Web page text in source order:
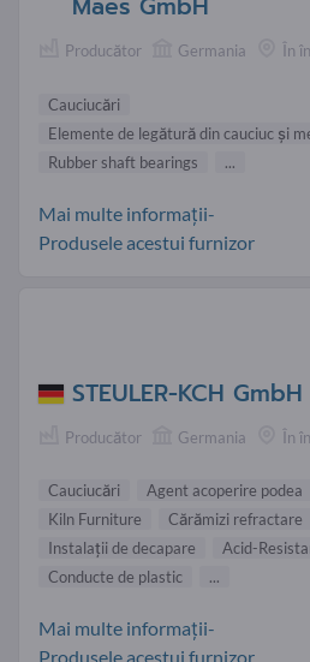
Maes GmbH
Producător Germania În
Cauciucări
Elemente de legătură din cauciuc şi
Rubber shaft bearings
...
Mai multe informații-
Produsele acestui furnizor
STEULER-KCH GmbH
Producător Germania În
Cauciucări
Agent acoperire podea
Kiln Furniture
Cărămizi refractare
Instalaţii de decapare
Acid-
Conducte de plastic
...
Mai multe informații-
Produsele acestui furnizor